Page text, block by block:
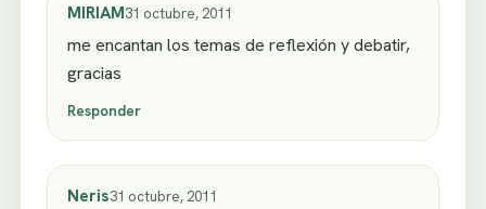
MIRIAM31 octubre, 2011
me encantan los temas de reflexión y debatir,
gracias
Responder
Neris31 octubre, 2011